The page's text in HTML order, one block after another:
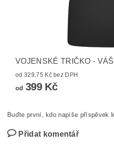
VOJENSKÉ TRIČKO -
od 329,75 Kč bez DPH
od 399 Kč
Buďte první, kdo napíše příspěvek
Přidat komentář